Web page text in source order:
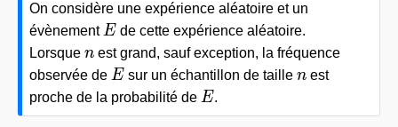
On considère une expérience aléatoire et un
évènement E
E de cette expérience aléatoire.
Lorsque n
n est grand, sauf exception, la fréquence
observée de E
E sur un échantillon de taillen
n est
proche de la probabilité de E
E.